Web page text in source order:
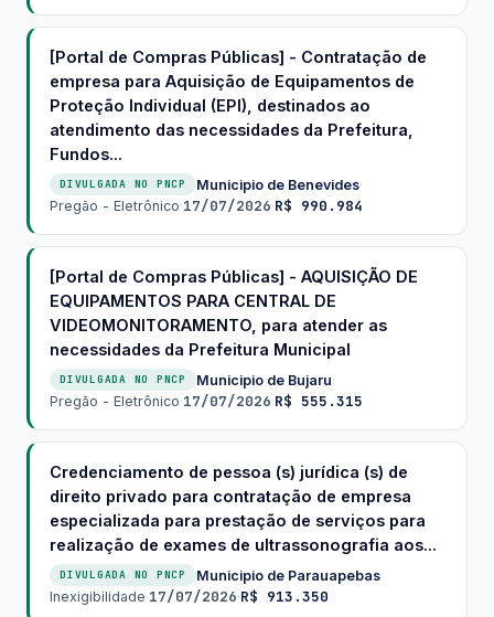
[Portal de Compras Públicas] - Contratação de
empresa para Aquisição de Equipamentos de
Proteção Individual (EPI), destinados ao
atendimento das necessidades da Prefeitura,
Fundos...
DIVULGADA NO PNCP Municipio de Benevides·
Pregão - Eletrônico·17/07/2026·R$ 990.984
[Portal de Compras Públicas] - AQUISIÇÃO DE
EQUIPAMENTOS PARA CENTRAL DE
VIDEOMONITORAMENTO, para atender as
necessidades da Prefeitura Municipal
DIVULGADA NO PNCP Municipio de Bujaru·
Pregão - Eletrônico·17/07/2026·R$ 555.315
Credenciamento de pessoa (s) jurídica (s) de
direito privado para contratação de empresa
especializada para prestação de serviços para
realização de exames de ultrassonografia aos...
DIVULGADA NO PNCP Municipio de Parauapebas·
Inexigibilidade·17/07/2026·R$ 913.350